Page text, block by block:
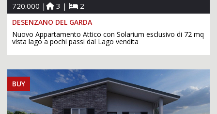
720.000 | 3 | 2
DESENZANO DEL GARDA
Nuovo Appartamento Attico con Solarium esclusivo di 72 mq
vista lago a pochi passi dal Lago vendita
BUY